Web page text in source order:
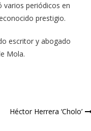
varios periódicos en
prestigio.
escritor y abogado
Mola.
Héctor Herrera ‘Cholo’